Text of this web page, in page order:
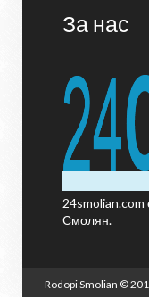
За нас
24smolian.com
Смолян.
Rodopi Smolian ©